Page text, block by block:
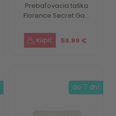
Prebaľovacia taška
Florence Secret Ga...
58.99 €
do 7 dní